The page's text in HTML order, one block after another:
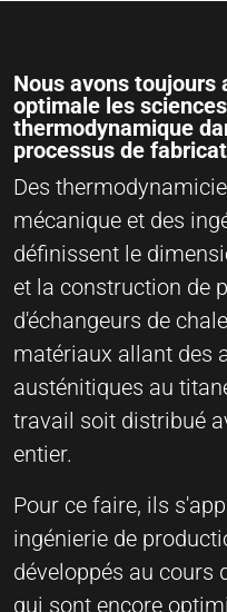
Nous avons toujours
optimale les
thermodynamique
processus de
Des
mécanique et des
définissent le
et la construction de
d'échangeurs de
matériaux allant des
austénitiques au
travail soit distribué
entier.
Pour ce faire, ils
ingénierie de
développés au cours
qui sont encore